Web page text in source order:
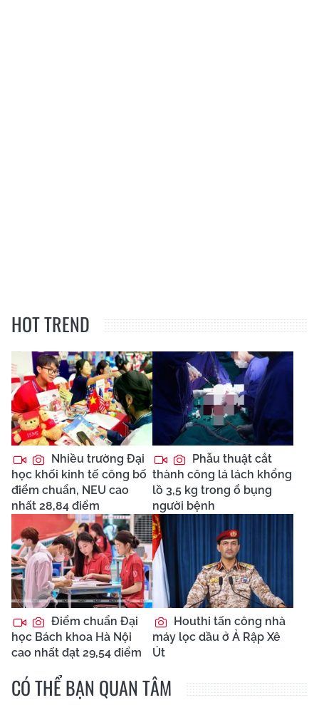
HOT TREND
Nhiều trường Đại
học khối kinh tế công bố
điểm chuẩn, NEU cao
nhất 28,84 điểm
Phẫu thuật cắt
thành công lá lách khổng
lồ 3,5 kg trong ổ bụng
người bệnh
Điểm chuẩn Đại
học Bách khoa Hà Nội
cao nhất đạt 29,54 điểm
Houthi tấn công nhà
máy lọc dầu ở Ả Rập Xê
Út
CÓ THỂ BẠN QUAN TÂM